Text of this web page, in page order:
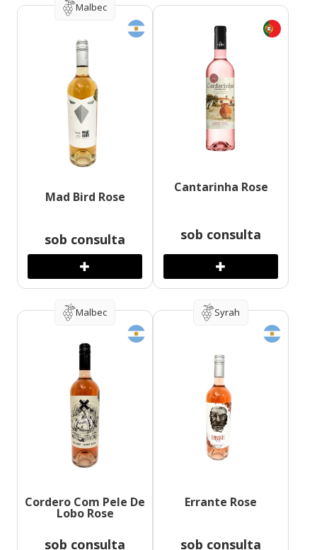
Malbec
Mad Bird Rose
sob consulta
Cantarinha Rose
sob consulta
Malbec
Cordero Com Pele De
Lobo Rose
sob consulta
Syrah
Errante Rose
sob consulta